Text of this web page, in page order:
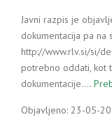
Javni razpis je
dokumentacija pa na
http://www.rlv.si/si/
potrebno oddati, kot
dokumentacije.…
Objavljeno: 23-05-